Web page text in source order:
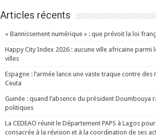
Articles récents
« Bannissement numérique » : que prévoit la loi
Happy City Index 2026 : aucune ville africaine parmi
villes
Espagne : l’armée lance une vaste traque contre
Ceuta
Guinée : quand l’absence du président Doumbouya
politiques
La CEDEAO réunit le Département PAPS à Lagos
consacrée à la révision et à la coordination de ses